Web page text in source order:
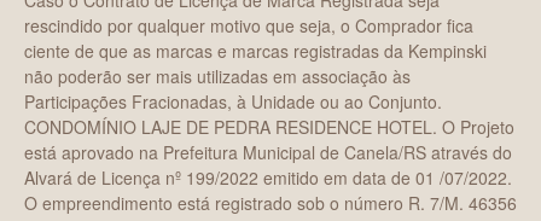
rescindido por qualquer motivo que seja, o Comprador fica
ciente de que as marcas e marcas registradas da Kempinski
não poderão ser mais utilizadas em associação às
Participações Fracionadas, à Unidade ou ao Conjunto.
CONDOMÍNIO LAJE DE PEDRA RESIDENCE HOTEL. O Projeto
está aprovado na Prefeitura Municipal de Canela/RS através do
Alvará de Licença nº 199/2022 emitido em data de 01 /07/2022.
O empreendimento está registrado sob o número R. 7/M. 46356